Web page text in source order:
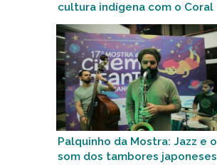
cultura indígena com o Coral
Mbora’ivy’a
Palquinho da Mostra: Jazz e o
som dos tambores japoneses